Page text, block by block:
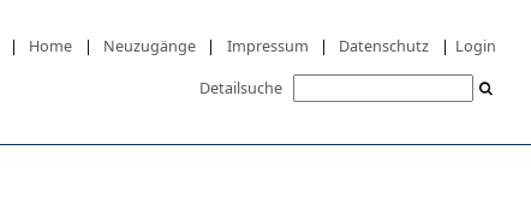
| Home | Neuzugänge | Impressum | Datenschutz | Login
Detailsuche